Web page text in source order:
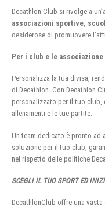
Decathlon Club si rivolge a
associazioni sportive,
desiderose di promuovere
Per i club e le
Personalizza la tua divisa,
di Decathlon. Con Decathlon
personalizzato per il tuo club,
allenamenti e le tue partite.
Un team dedicato è pronto
soluzione per il tuo club,
nel rispetto delle politiche
SCEGLI IL TUO SPORT ED
DecathlonClub offre una